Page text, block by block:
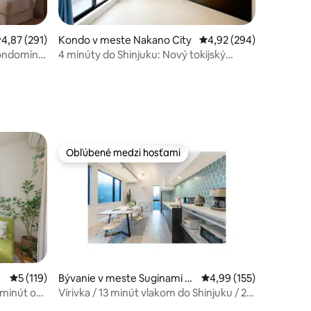
101
ohodnotenie 4,87 z 5, počet hodnotení: 291
4,87 (291)
Kondo v meste Nakano City Priemerné
4,92 (294)
4 minúty do Shinjuku: Nový tokijský
224
Priemerné ohodnotenie 5 z 5, počet hodnotení: 119
5 (119)
od
Obľúbené medzi hosťami
Obľúbené medzi hosťami
Bývanie v meste Suginami Ci
ty
Priemerné
4,99 (155)
Vírivka / 13 minút vlakom do Shinjuku / 2